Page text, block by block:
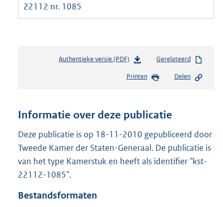
22112 nr. 1085
Authentieke versie (PDF)b
s
n
s
r
o
Gerelateerd
Printen Delen
Informatie over deze publicatie
Deze publicatie is op 18-11-2010 gepubliceerd door
Tweede Kamer der Staten-Generaal. De publicatie is
van het type Kamerstuk en heeft als identifier "kst-
22112-1085".
Bestandsformaten